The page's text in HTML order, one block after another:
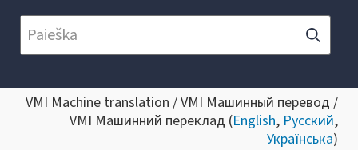
VMI Machine translation / VMI Машинный перевод /
VMI Машинний переклад (English, Русский,
Українська)